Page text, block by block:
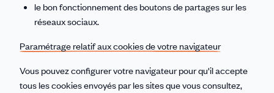
le bon fonctionnement des boutons de partages sur les
réseaux sociaux.
Paramétrage relatif aux cookies de votre navigateur
Vous pouvez configurer votre navigateur pour qu'il accepte
tous les cookies envoyés par les sites que vous consultez,